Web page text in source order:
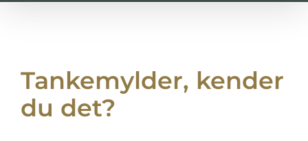
Tankemylder, kender
du det?